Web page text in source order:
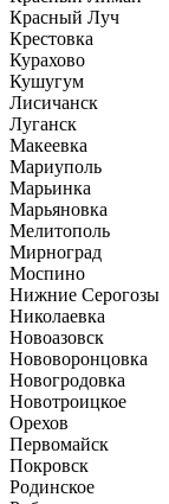
Красный Луч
Крестовка
Курахово
Кушугум
Лисичанск
Луганск
Макеевка
Мариуполь
Марьинка
Марьяновка
Мелитополь
Мирноград
Моспино
Нижние Серогозы
Николаевка
Новоазовск
Нововоронцовка
Новогродовка
Новотроицкое
Орехов
Первомайск
Покровск
Родинское